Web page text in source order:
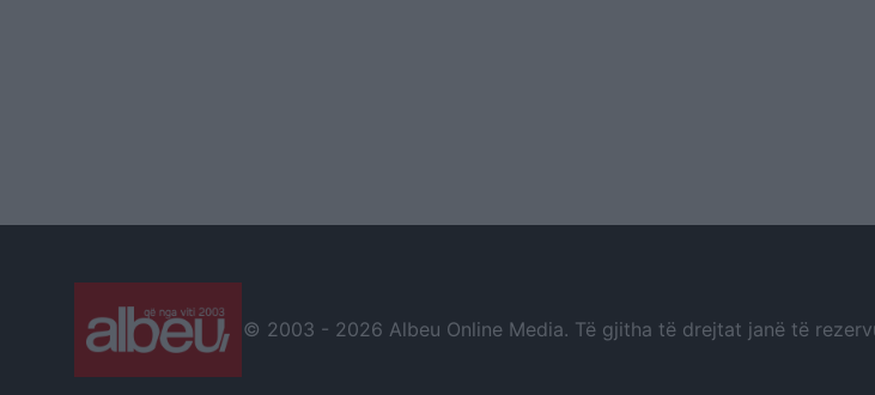
© 2003 - 2026 Albeu Online Media. Të gjitha të drejtat janë të